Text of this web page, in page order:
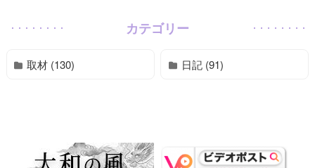
カテゴリー
取材 (130) 日記 (91)